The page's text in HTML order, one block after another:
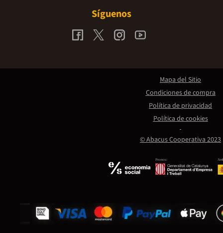
Síguenos
Promou:
© Abacus Cooperativa 2023
Mapa del Sitio
Condiciones de compra
Política de privacidad
Política de cookies